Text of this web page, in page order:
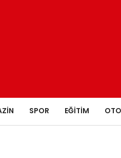
SPOR EĞITIM